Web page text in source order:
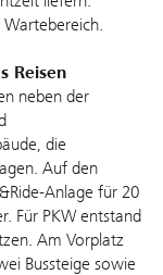
Reisen
neben der
die
Auf den
Anlage für 20
Für PKW entstand
Am Vorplatz
Bussteige sowie